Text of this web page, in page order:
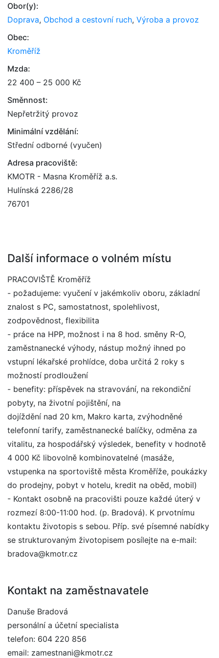
Obor(y):
Doprava, Obchod a cestovní ruch, Výroba a provoz
Obec:
Kroměříž
Mzda:
22 400 – 25 000 Kč
Směnnost:
Nepřetržitý provoz
Minimální vzdělání:
Střední odborné (vyučen)
Adresa pracoviště:
KMOTR - Masna Kroměříž a.s.
Hulínská 2286/28
76701
Další informace o volném místu
PRACOVIŠTĚ Kroměříž
- požadujeme: vyučení v jakémkoliv oboru, základní
znalost s PC, samostatnost, spolehlivost,
zodpovědnost, flexibilita
- práce na HPP, možnost i na 8 hod. směny R-O,
zaměstnanecké výhody, nástup možný ihned po
vstupní lékařské prohlídce, doba určitá 2 roky s
možností prodloužení
- benefity: příspěvek na stravování, na rekondiční
pobyty, na životní pojištění, na
dojíždění nad 20 km, Makro karta, zvýhodněné
telefonní tarify, zaměstnanecké balíčky, odměna za
vitalitu, za hospodářský výsledek, benefity v hodnotě
4 000 Kč libovolně kombinovatelné (masáže,
vstupenka na sportoviště města Kroměříže, poukázky
do prodejny, pobyt v hotelu, kredit na oběd, mobil)
- Kontakt osobně na pracovišti pouze každé úterý v
rozmezí 8:00-11:00 hod. (p. Bradová). K prvotnímu
kontaktu životopis s sebou. Příp. své písemné nabídky
se strukturovaným životopisem posílejte na e-mail:
bradova@kmotr.cz
Kontakt na zaměstnavatele
Danuše Bradová
personální a účetní specialista
telefon: 604 220 856
email: zamestnani@kmotr.cz